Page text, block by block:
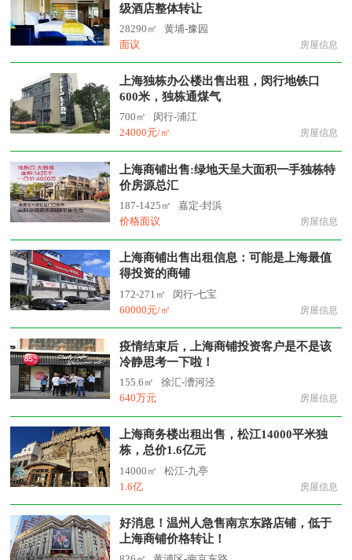
级酒店整体转让
28290㎡
黄埔-豫园
面议
房屋信息
上海独栋办公楼出售出租，闵行地铁口
600米，独栋通煤气
700㎡
闵行-浦江
24000元/㎡
房屋信息
上海商铺出售:绿地天呈大面积一手独栋特
价房源总汇
187-1425㎡
嘉定-封浜
价格面议
房屋信息
上海商铺出售出租信息：可能是上海最值
得投资的商铺
172-271㎡
闵行-七宝
60000元/㎡
房屋信息
疫情结束后，上海商铺投资客户是不是该
冷静思考一下啦！
155.6㎡
徐汇-漕河泾
640万元
房屋信息
上海商务楼出租出售，松江14000平米独
栋，总价1.6亿元
14000㎡
松江-九亭
1.6亿
房屋信息
好消息！温州人急售南京东路店铺，低于
上海商铺价格转让！